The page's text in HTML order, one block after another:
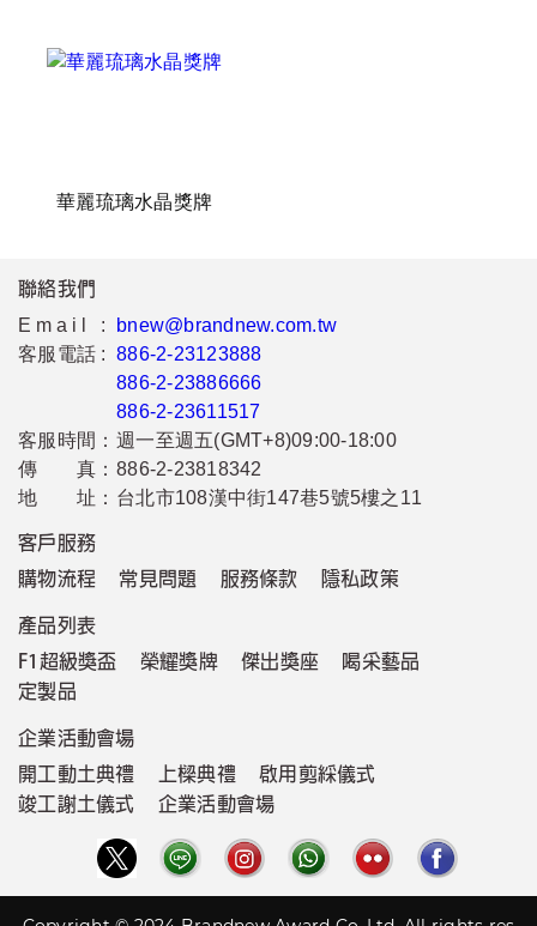
華麗琉璃水晶獎牌
聯絡我們
Email :
bnew@brandnew.com.tw
客服電話 : 886-2-23123888
886-2-23886666
886-2-23611517
客服時間： 週一至週五(GMT+8)09:00-18:00
傳 真： 886-2-23818342
地 址： 台北市108漢中街147巷5號5樓之11
客戶服務
購物流程
常見問題 服務條款 隱私政策
產品列表
F1超級獎盃
榮耀獎牌 傑出獎座
喝采藝品
定製品
企業活動會場
開工動土典禮
上樑典禮
啟用剪綵儀式
竣工謝土儀式
企業活動會場